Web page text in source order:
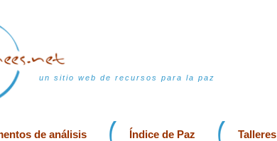
un sitio web de recursos para la paz
de análisis Índice de Paz Talleres